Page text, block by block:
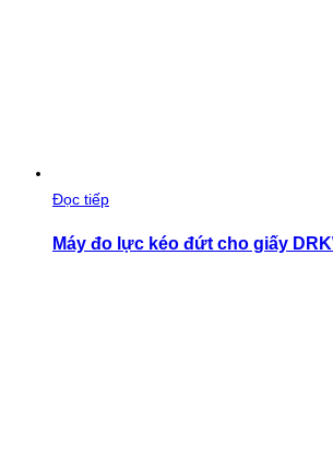
Đọc tiếp
Máy đo lực kéo đứt cho giấy